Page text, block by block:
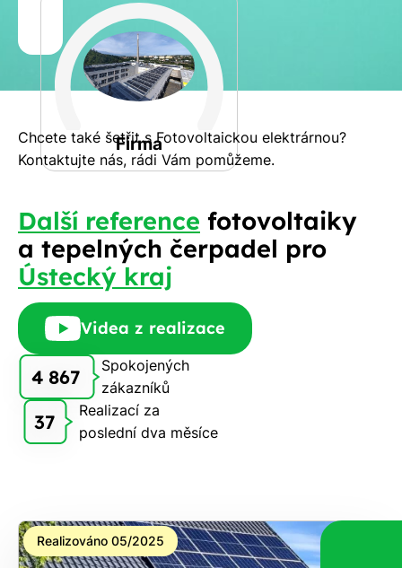
Firma
Jiná
Spočítat
kalkulaci
Jméno
a
příjmení
Telefon
mail
Rádi
Vám
zdarma
pošleme,
na co
máte
nárok.
a nic Vás
to
Chcete také šetřit s Fotovoltaickou elektrárnou?
Kontaktujte nás, rádi Vám pomůžeme.
Další reference fotovoltaiky
a tepelných čerpadel pro
Ústecký kraj
Videa z realizace
4 867
Spokojených
zákazníků
37
Realizací za
poslední dva měsíce
Realizováno 05/2025